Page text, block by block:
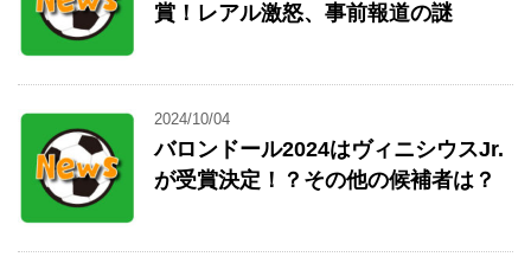
賞！レアル激怒、事前報道の謎
2024/10/04
バロンドール2024はヴィニシウスJr.
が受賞決定！？その他の候補者は？